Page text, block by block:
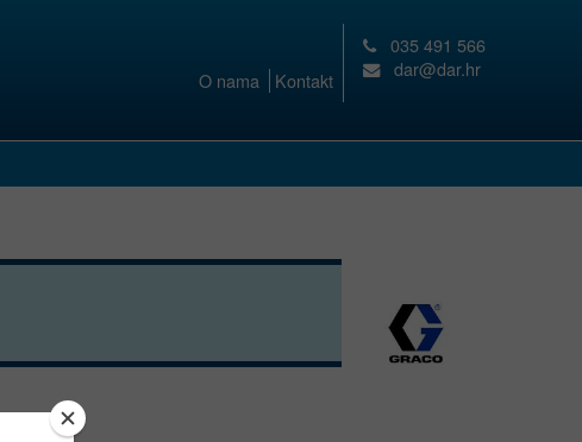
035 491 566
dar@dar.hr
O nama Kontakt